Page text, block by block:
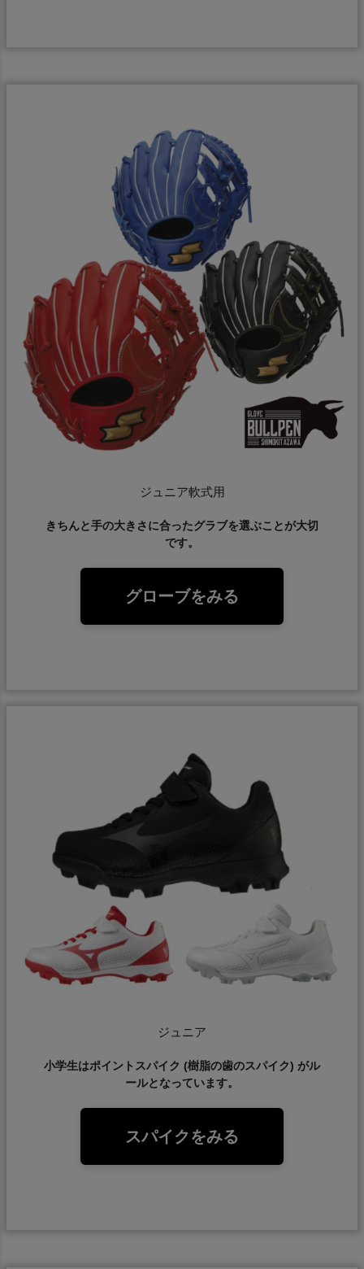
スタッフコーディネート
ジュニア軟式用
きちんと手の大きさに合ったグラブを選ぶことが大切
です。
グローブをみる
ジュニア
小学生はポイントスパイク (樹脂の歯のスパイク) がル
ールとなっています。
スパイクをみる